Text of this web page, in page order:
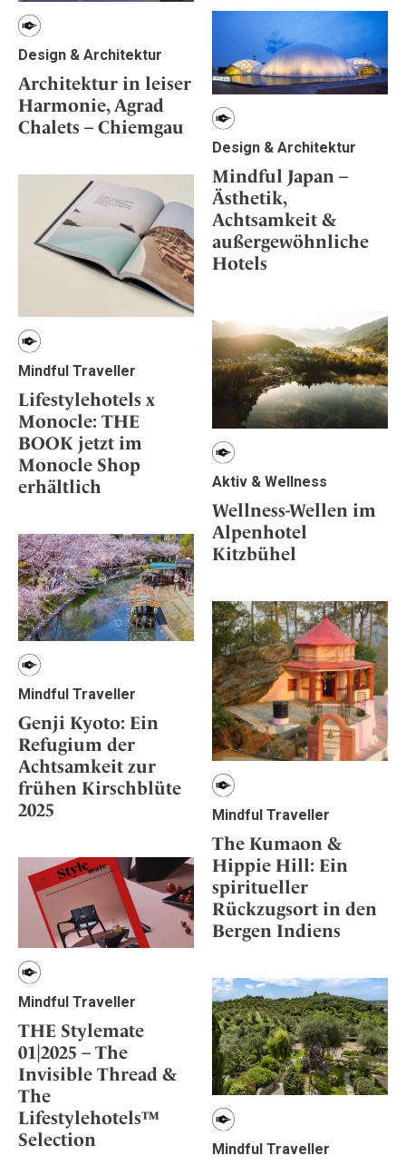
Design & Architektur
Architektur in leiser
Harmonie, Agrad
Chalets – Chiemgau
Design & Architektur
Mindful Japan –
Ästhetik,
Achtsamkeit &
außergewöhnliche
Hotels
Mindful Traveller
Lifestylehotels x
Monocle: THE
BOOK jetzt im
Monocle Shop
erhältlich
Aktiv & Wellness
Wellness-Wellen im
Alpenhotel
Kitzbühel
Mindful Traveller
Genji Kyoto: Ein
Refugium der
Achtsamkeit zur
frühen Kirschblüte
2025
Mindful Traveller
The Kumaon &
Hippie Hill: Ein
spiritueller
Rückzugsort in den
Bergen Indiens
Mindful Traveller
THE Stylemate
01|2025 – The
Invisible Thread &
The
Lifestylehotels™
Selection
Mindful Traveller